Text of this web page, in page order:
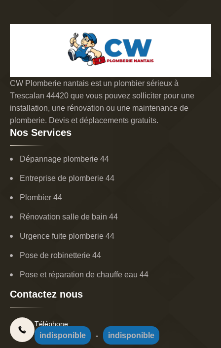
CW Plomberie nantais est un plombier sérieux à
Trescalan 44420 que vous pouvez solliciter pour une
installation, une rénovation ou une maintenance de
plomberie. Devis et déplacements gratuits.
Nos Services
Dépannage plomberie 44
Entreprise de plomberie 44
Plombier 44
Rénovation salle de bain 44
Urgence fuite plomberie 44
Pose de robinetterie 44
Pose et réparation de chauffe eau 44
Contactez nous
Téléphone:
indisponible - indisponible